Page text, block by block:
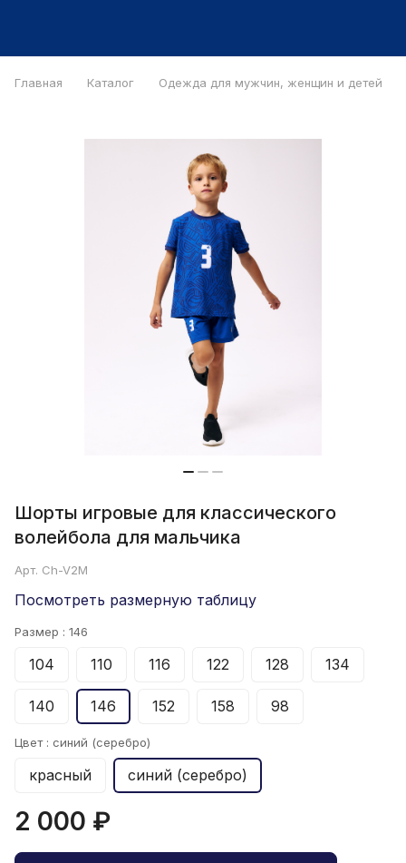
Главная Каталог Одежда для мужчин, женщин и детей
Шорты игровые для классического
волейбола для мальчика
Арт. Ch-V2M
Посмотреть размерную таблицу
Размер : 146
104 110 116 122 128 134
140 146 152 158 98
Цвет : синий (серебро)
красный синий (серебро)
2 000 ₽